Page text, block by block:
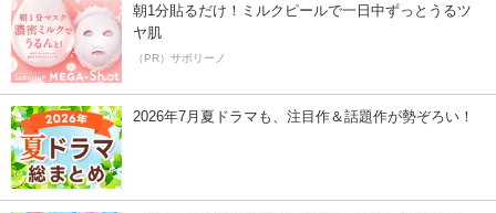
朝1分貼るだけ！ミルクピールで一日中ずっとうるツ
ヤ肌
（PR）サボリーノ
2026年7月夏ドラマも、注目作＆話題作が勢ぞろい！